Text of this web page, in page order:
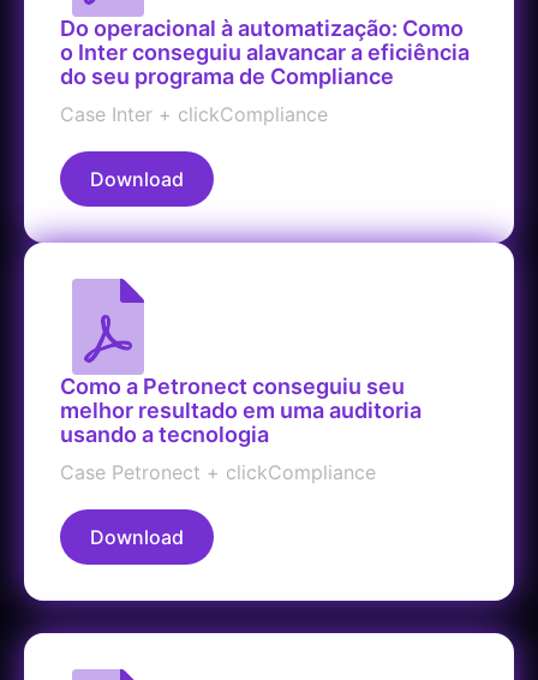
Do operacional à automatização: Como
o Inter conseguiu alavancar a eficiência
do seu programa de Compliance
Case Inter + clickCompliance
Download
Como a Petronect conseguiu seu
melhor resultado em uma auditoria
usando a tecnologia
Case Petronect + clickCompliance
Download